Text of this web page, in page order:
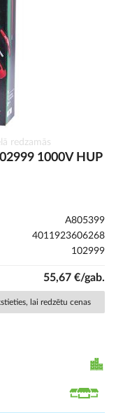
redzamās
1000V HUP
A805399
4011923606268
102999
55,67 €/gab.
lai redzētu cenas